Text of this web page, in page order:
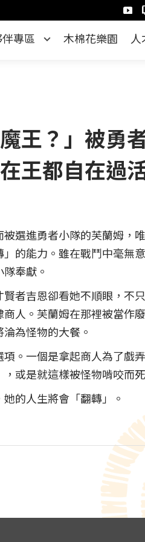
專區 木棉花樂園 人
王？」被勇
王都自在過
選進勇者小隊的芙蘭姆，
的能力。雖在戰鬥中毫無
奉獻。
者吉恩卻看她不順眼，不
人。芙蘭姆在那裡被當作
為怪物的大餐。
。一個是拿起商人為了戲
或是就這樣被怪物啃咬而死
的人生將會「翻轉」。